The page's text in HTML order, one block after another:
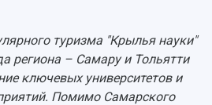
туризма "Крылья науки"
региона – Самару и Тольятти
ключевых университетов и
Помимо Самарского